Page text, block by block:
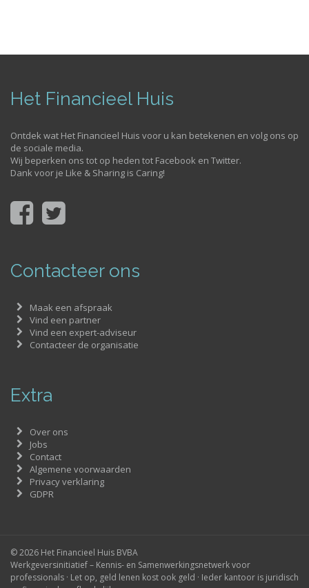
Het Financieel Huis
Ontdek wat Het Financieel Huis voor u kan betekenen en volg ons op
de sociale media.
Wij beperken ons tot op heden tot Facebook en Twitter.
Dank voor je Like & Sharing is Caring!
Contacteer ons
Maak een afspraak
Vind een partner
Vind een expert-adviseur
Contacteer de organisatie
Extra
Over ons
Jobs
Contact
Algemene voorwaarden
Privacy verklaring
GDPR
© 2026 Het Financieel Huis BVBA
Werkgeversinitiatief – Kennis- en Samenwerkingsnetwerk voor
professionals · Let op, geld lenen kost ook geld · Ieder kantoor is juridisch